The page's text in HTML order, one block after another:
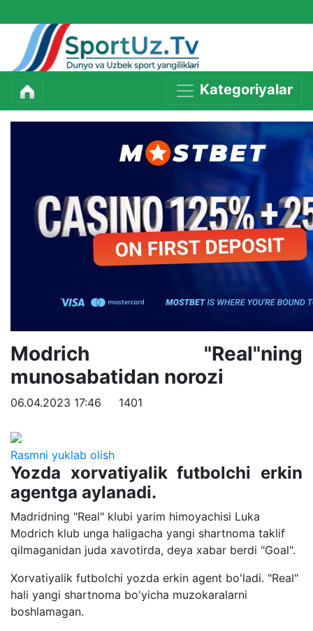
Kategoriyalar
Modrich "Real"ning
munosabatidan norozi
06.04.2023 17:46 1401
Rasmni yuklab olish
Yozda xorvatiyalik futbolchi erkin
agentga aylanadi.
Madridning "Real" klubi yarim himoyachisi Luka
Modrich klub unga haligacha yangi shartnoma taklif
qilmaganidan juda xavotirda, deya xabar berdi "Goal".
Xorvatiyalik futbolchi yozda erkin agent bo'ladi. "Real"
hali yangi shartnoma bo'yicha muzokaralarni
boshlamagan.